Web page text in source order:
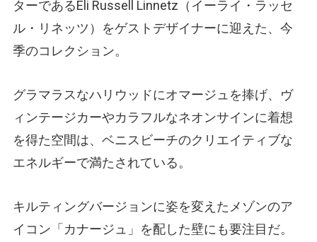
ターであるEli Russell Linnetz（イーライ・ラッセ
ル・リネッツ）をゲストデザイナーに迎えた、今
季のコレクション。
グラマラスなハリウッドにオマージュを捧げ、ヴ
ィンテージカーやカラフルなネオンサインに着想
を得た空間は、ベニスビーチのクリエイティブな
エネルギーで満たされている。
キルティングバージョンに姿を変えたメゾンのア
イコン「カナージュ」を配した壁にも要注目だ。